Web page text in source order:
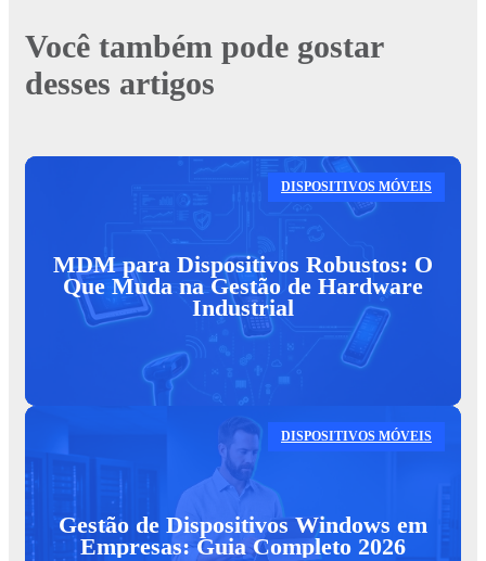
Você também pode gostar
desses artigos
DISPOSITIVOS MÓVEIS
MDM para Dispositivos Robustos: O
Que Muda na Gestão de Hardware
Industrial
DISPOSITIVOS MÓVEIS
Gestão de Dispositivos Windows em
Empresas: Guia Completo 2026